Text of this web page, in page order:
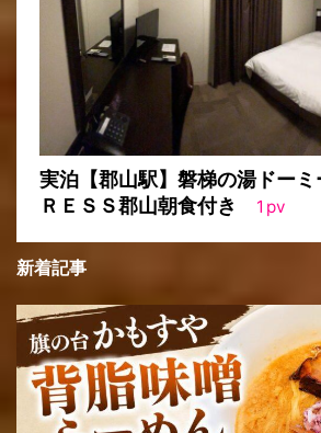
実泊【郡山駅】磐梯の湯ドーミ
ＲＥＳＳ郡山朝食付き
1 pv
新着記事